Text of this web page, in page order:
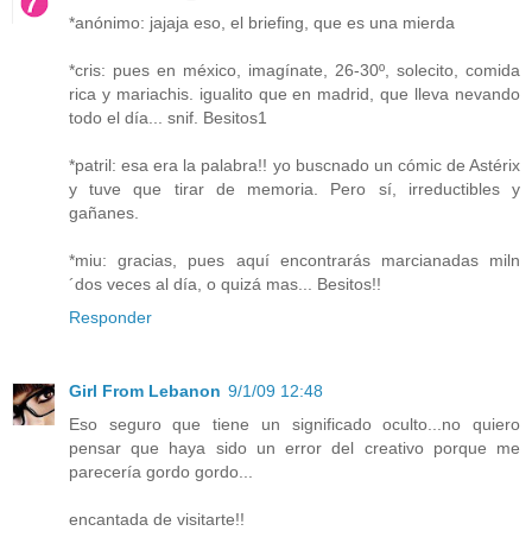
*anónimo: jajaja eso, el briefing, que es una mierda
*cris: pues en méxico, imagínate, 26-30º, solecito, comida
rica y mariachis. igualito que en madrid, que lleva nevando
todo el día... snif. Besitos1
*patril: esa era la palabra!! yo buscnado un cómic de Astérix
y tuve que tirar de memoria. Pero sí, irreductibles y
gañanes.
*miu: gracias, pues aquí encontrarás marcianadas miln
´dos veces al día, o quizá mas... Besitos!!
Responder
Girl From Lebanon 9/1/09 12:48
Eso seguro que tiene un significado oculto...no quiero
pensar que haya sido un error del creativo porque me
parecería gordo gordo...
encantada de visitarte!!